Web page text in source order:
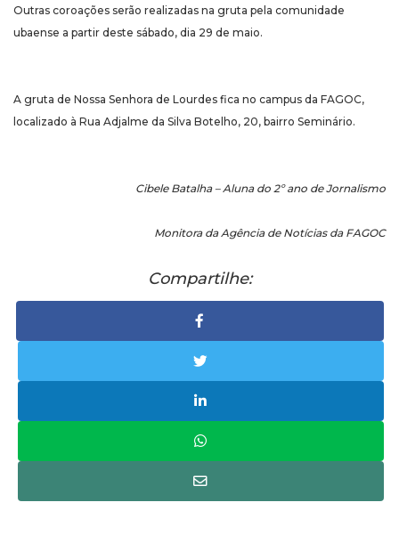
Outras coroações serão realizadas na gruta pela comunidade
ubaense a partir deste sábado, dia 29 de maio.
A gruta de Nossa Senhora de Lourdes fica no campus da FAGOC,
localizado à Rua Adjalme da Silva Botelho, 20, bairro Seminário.
Cibele Batalha – Aluna do 2º ano de Jornalismo
Monitora da Agência de Notícias da FAGOC
Compartilhe: